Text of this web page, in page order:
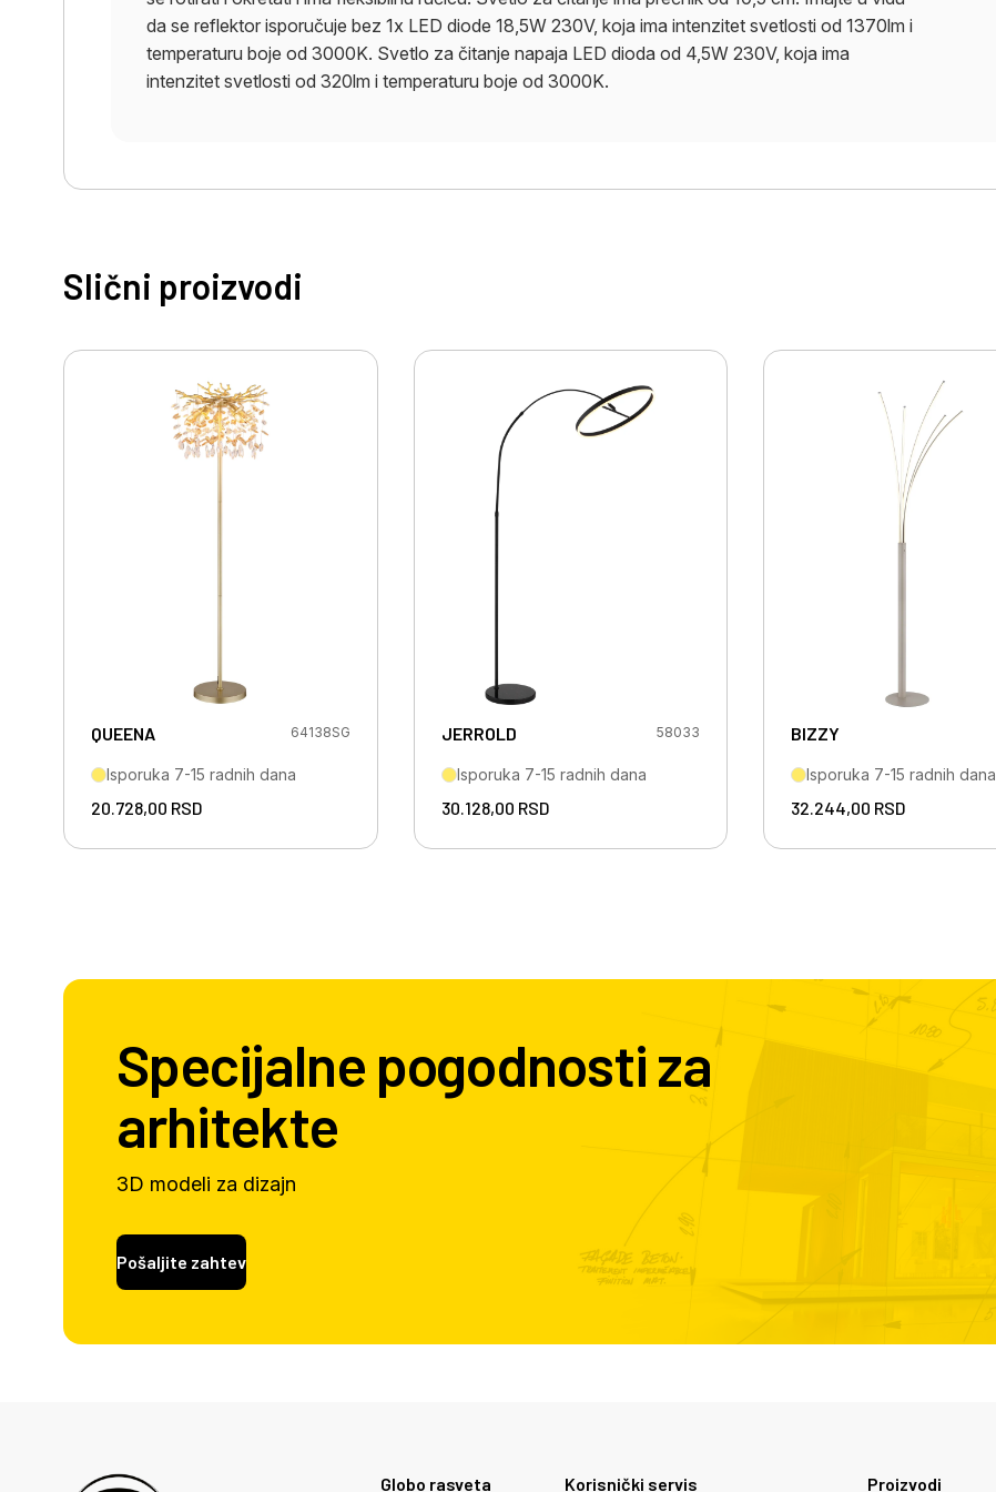
da se reflektor isporučuje bez 1x LED diode 18,5W 230V, koja ima intenzitet svetlosti od 1370lm i
temperaturu boje od 3000K. Svetlo za čitanje napaja LED dioda od 4,5W 230V, koja ima
intenzitet svetlosti od 320lm i temperaturu boje od 3000K.
Slični proizvodi
QUEENA 64138SG
Isporuka 7-15 radnih dana
20.728,00 RSD
JERROLD 58033
Isporuka 7-15 radnih dana
30.128,00 RSD
BIZZY
Isporuka 7-15 radnih dana
32.244,00 RSD
Specijalne pogodnosti za
arhitekte
3D modeli za dizajn
Pošaljite zahtev
Globo rasveta Korisnički servis Proizvodi